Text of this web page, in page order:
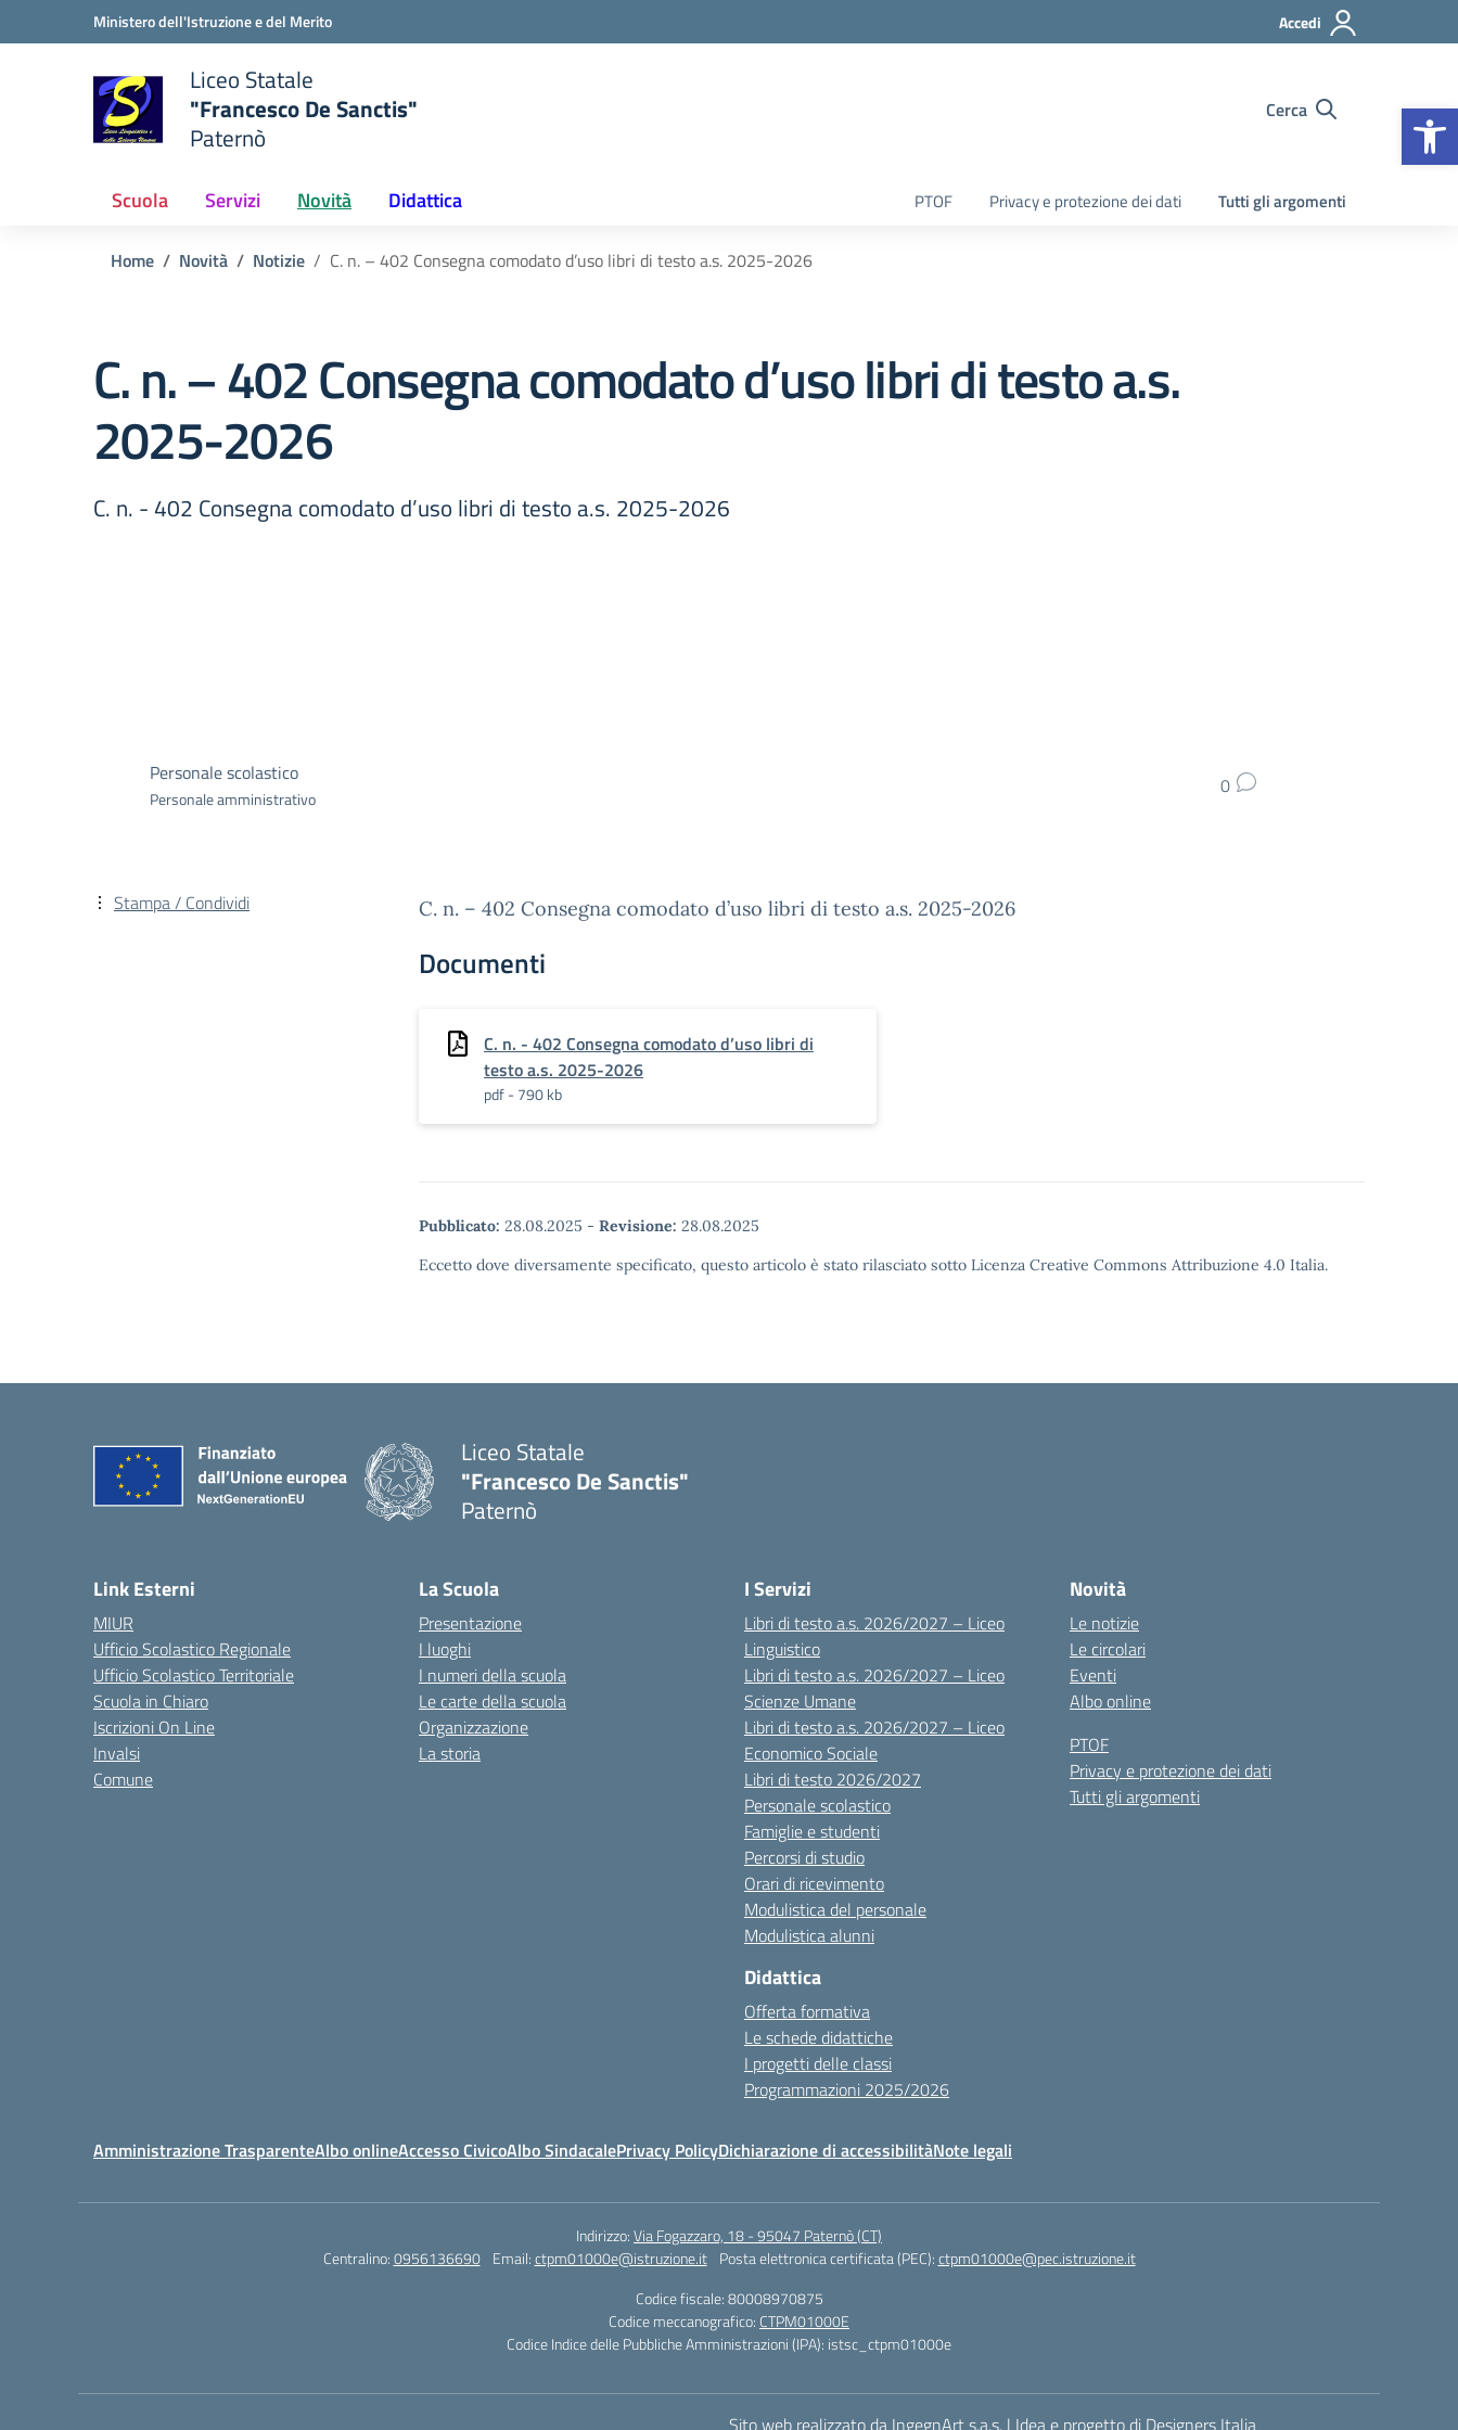
Vai ai contenuti
Vai al menu di navigazioneMinistero dell'Istruzione e del Merito Accedi
scuola
Liceo Statale
"Francesco De Sanctis"
Paternò
Cerca
Scuola Servizi Novità Didattica PTOF Privacy e protezione dei dati Tutti gli argomenti
Home Novità Notizie C. n. – 402 Consegna comodato d’uso libri di testo a.s. 2025-2026
C. n. – 402 Consegna comodato d’uso libri di testo a.s.
2025-2026
C. n. - 402 Consegna comodato d’uso libri di testo a.s. 2025-2026
Personale scolastico
Personale amministrativo 0
C. n. – 402 Consegna comodato d’uso libri di testo a.s. 2025-2026
Documenti
C. n. - 402 Consegna comodato d’uso libri di
testo a.s. 2025-2026
pdf - 790 kb
Pubblicato: 28.08.2025 - Revisione: 28.08.2025
Eccetto dove diversamente specificato, questo articolo è stato rilasciato sotto Licenza Creative Commons Attribuzione 4.0 Italia.
Stampa / Condividi
Liceo Statale
"Francesco De Sanctis"
Paternò
Link Esterni
MIUR
Ufficio Scolastico Regionale
Ufficio Scolastico Territoriale
Scuola in Chiaro
Iscrizioni On Line
Invalsi
Comune
La Scuola
Presentazione
I luoghi
I numeri della scuola
Le carte della scuola
Organizzazione
La storia
I Servizi
Libri di testo a.s. 2026/2027 – Liceo
Linguistico
Libri di testo a.s. 2026/2027 – Liceo
Scienze Umane
Libri di testo a.s. 2026/2027 – Liceo
Economico Sociale
Libri di testo 2026/2027
Personale scolastico
Famiglie e studenti
Percorsi di studio
Orari di ricevimento
Modulistica del personale
Modulistica alunni
Didattica
Offerta formativa
Le schede didattiche
I progetti delle classi
Programmazioni 2025/2026
Novità
Le notizie
Le circolari
Eventi
Albo online
PTOF
Privacy e protezione dei dati
Tutti gli argomenti
Amministrazione TrasparenteAlbo onlineAccesso CivicoAlbo SindacalePrivacy PolicyDichiarazione di accessibilitàNote legali
Indirizzo:Via Fogazzaro, 18 - 95047 Paternò (CT)
Centralino:0956136690 Email:ctpm01000e@istruzione.it Posta elettronica certificata (PEC):ctpm01000e@pec.istruzione.it
Codice fiscale: 80008970875
Codice meccanografico: CTPM01000E
Codice Indice delle Pubbliche Amministrazioni (IPA): istsc_ctpm01000e
Sito web realizzato da IngegnArt s.a.s. | Idea e progetto di Designers Italia